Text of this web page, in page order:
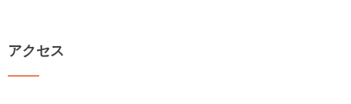
アクセス